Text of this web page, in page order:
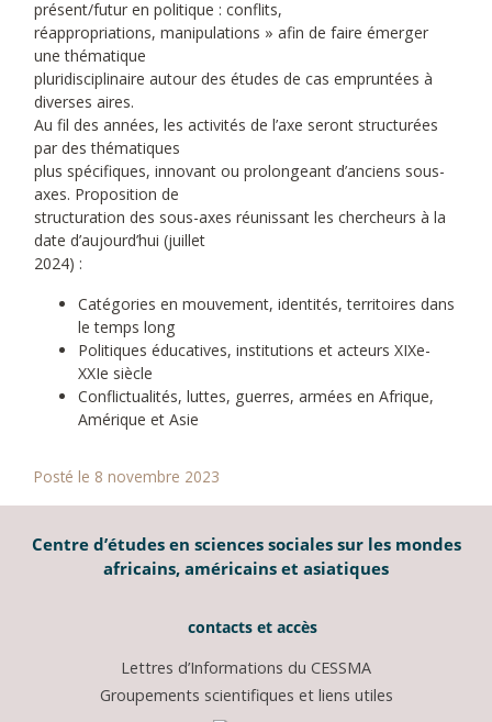
présent/futur en politique : conflits,
réappropriations, manipulations » afin de faire émerger
une thématique
pluridisciplinaire autour des études de cas empruntées à
diverses aires.
Au fil des années, les activités de l’axe seront structurées
par des thématiques
plus spécifiques, innovant ou prolongeant d’anciens sous-
axes. Proposition de
structuration des sous-axes réunissant les chercheurs à la
date d’aujourd’hui (juillet
2024) :
Catégories en mouvement, identités, territoires dans
le temps long
Politiques éducatives, institutions et acteurs XIXe-
XXIe siècle
Conflictualités, luttes, guerres, armées en Afrique,
Amérique et Asie
Posté le 8 novembre 2023
Centre d’études en sciences sociales sur les mondes
africains, américains et asiatiques
contacts et accès
Lettres d’Informations du CESSMA
Groupements scientifiques et liens utiles